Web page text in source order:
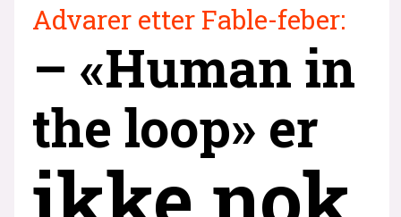
Advarer etter Fable-feber:
– «Human in
the loop» er